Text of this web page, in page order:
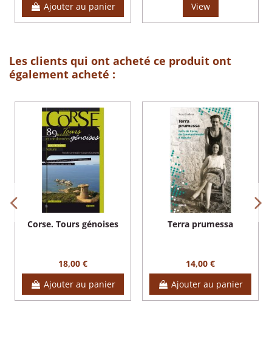
Ajouter au panier
View
Les clients qui ont acheté ce produit ont
également acheté :
Corse. Tours génoises
18,00 €
Ajouter au panier
Terra prumessa
14,00 €
Ajouter au panier